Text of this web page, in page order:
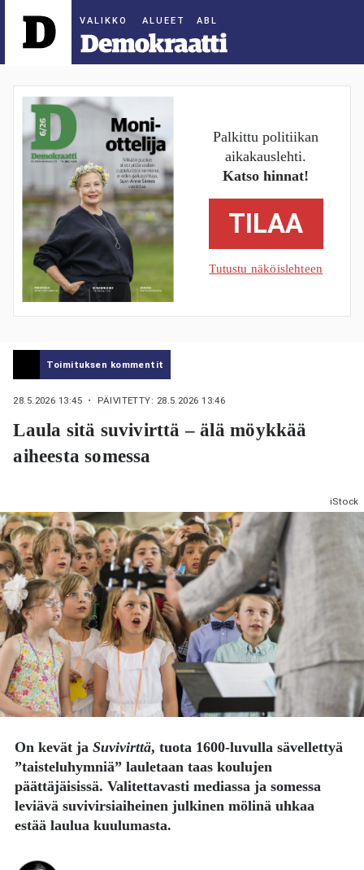
ALUEET
Palkittu politiikan
aikakauslehti.
Katso hinnat!
TILAA
Tutustu näköislehteen
Toimituksen kommentit
28.5.2026 13:45 ・ PÄIVITETTY: 28.5.2026 13:46
Laula sitä suvivirttä – älä möykkää
aiheesta somessa
iStock
On kevät jaSuvivirttä, tuota 1600-luvulla sävellettyä
”taisteluhymniä” lauletaan taas koulujen
päättäjäisissä. Valitettavasti mediassa ja somessa
leviävä suvivirsiaiheinen julkinen mölinä uhkaa
estää laulua kuulumasta.